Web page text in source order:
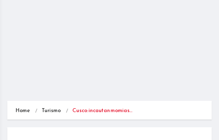
Home Turismo Cusco: incautan momias…